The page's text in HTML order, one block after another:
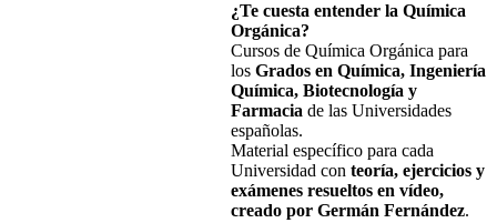
¿Te cuesta entender la Química
Orgánica?
Cursos de Química Orgánica para
los Grados en Química, Ingeniería
Química, Biotecnología y
Farmacia de las Universidades
españolas.
Material específico para cada
Universidad con teoría, ejercicios y
exámenes resueltos en vídeo,
creado por Germán Fernández.